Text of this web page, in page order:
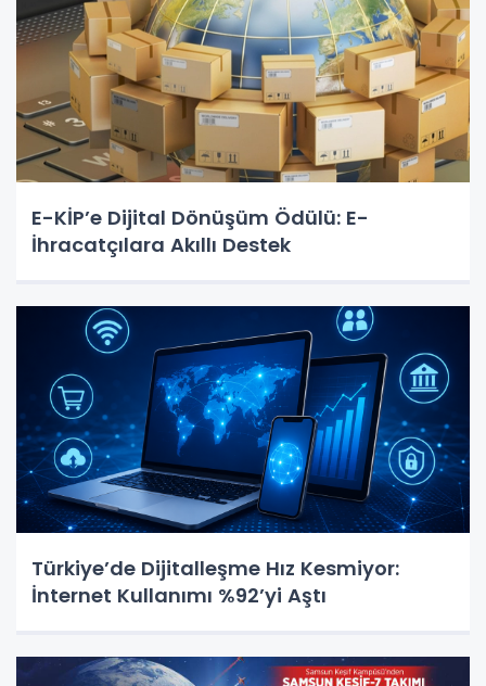
E-KİP’e Dijital Dönüşüm Ödülü: E-
İhracatçılara Akıllı Destek
Türkiye’de Dijitalleşme Hız Kesmiyor:
İnternet Kullanımı %92’yi Aştı